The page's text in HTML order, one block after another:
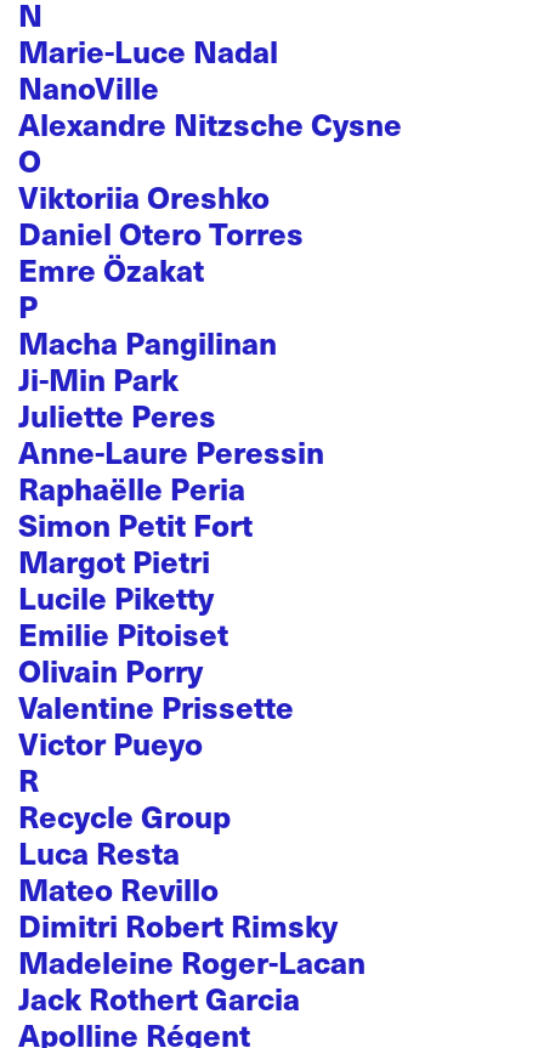
N
Marie-Luce Nadal
NanoVille
Alexandre Nitzsche Cysne
O
Viktoriia Oreshko
Daniel Otero Torres
Emre Özakat
P
Macha Pangilinan
Ji-Min Park
Juliette Peres
Anne-Laure Peressin
Raphaëlle Peria
Simon Petit Fort
Margot Pietri
Lucile Piketty
Emilie Pitoiset
Olivain Porry
Valentine Prissette
Victor Pueyo
R
Recycle Group
Luca Resta
Mateo Revillo
Dimitri Robert Rimsky
Madeleine Roger-Lacan
Jack Rothert Garcia
Apolline Régent